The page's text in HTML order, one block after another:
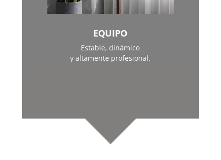
EQUIPO
Estable, dinámico
y altamente profesional.